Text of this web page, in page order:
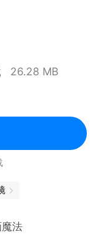
26.28 MB
法​